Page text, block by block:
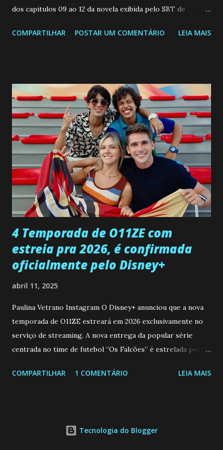
dos capitulos 09 ao 12 da novela exibida pelo SBT de
a Programação Semanal do SBT de 08/06/26 a 14/06/26
confessa a Gabriel que ele demonstrou ser o tipo de
pessoa que ela tanto desejou durante toda a vida. Camila
entra no quarto de Gabriel e imagina como seria o
encontro deles, quando conseguir seduzi-lo. Manuel avisa a
Paula sobre a suposta infidelidade de Gabriel com Joana.
Rogerio consegue se livrar de todas as suspeitas pelo
desaparecimento de Francisco, apontando que ele poderia
ter sido vítima da fúria de Gabriel. Artur informa a Gabriel
que a clínica inseminou por engano outra paciente, que está
...
COMPARTILHAR POSTAR UM COMENTÁRIO LEIA MAIS
4 Temporada de O11ZE com
estreia pra 2026, é confirmada
oficialmente pelo Disney+
abril 11, 2025
Paulina Vetrano Instagram O Disney+ anunciou que a nova
temporada de O11ZE estreará em 2026 exclusivamente no
serviço de streaming. A nova entrega da popular série
centrada no time de futebol “Os Falcões” é estrelada por
Brum (Dedé), que voltam a interpretar seus personagens
atleta Sergio “Kun” Agüero, além de outras figuras de
COMPARTILHAR 1 COMENTÁRIO LEIA MAIS
Tecnologia do Blogger